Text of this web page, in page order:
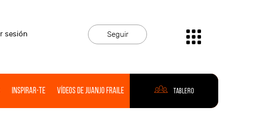
sesión Seguir
Inspirar-te Vídeos de Juanjo Fraile Tablero